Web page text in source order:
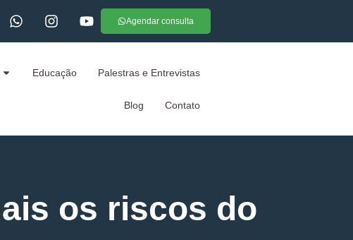
Agendar consulta
Educação Palestras e Entrevistas
Blog Contato
os riscos do